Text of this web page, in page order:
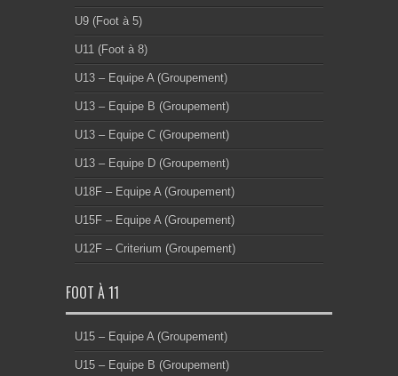
U9 (Foot à 5)
U11 (Foot à 8)
U13 – Equipe A (Groupement)
U13 – Equipe B (Groupement)
U13 – Equipe C (Groupement)
U13 – Equipe D (Groupement)
U18F – Equipe A (Groupement)
U15F – Equipe A (Groupement)
U12F – Criterium (Groupement)
FOOT À 11
U15 – Equipe A (Groupement)
U15 – Equipe B (Groupement)